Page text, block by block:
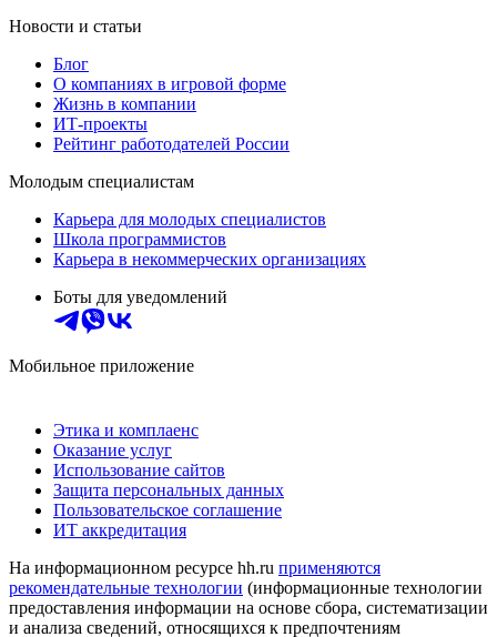
Новости и статьи
Блог
О компаниях в игровой форме
Жизнь в компании
ИТ-проекты
Рейтинг работодателей России
Молодым специалистам
Карьера для молодых специалистов
Школа программистов
Карьера в некоммерческих организациях
Боты для уведомлений
Мобильное приложение
Этика и комплаенс
Оказание услуг
Использование сайтов
Защита персональных данных
Пользовательское соглашение
ИТ аккредитация
На информационном ресурсе hh.ru применяются
рекомендательные технологии (информационные технологии
предоставления информации на основе сбора, систематизации
и анализа сведений, относящихся к предпочтениям